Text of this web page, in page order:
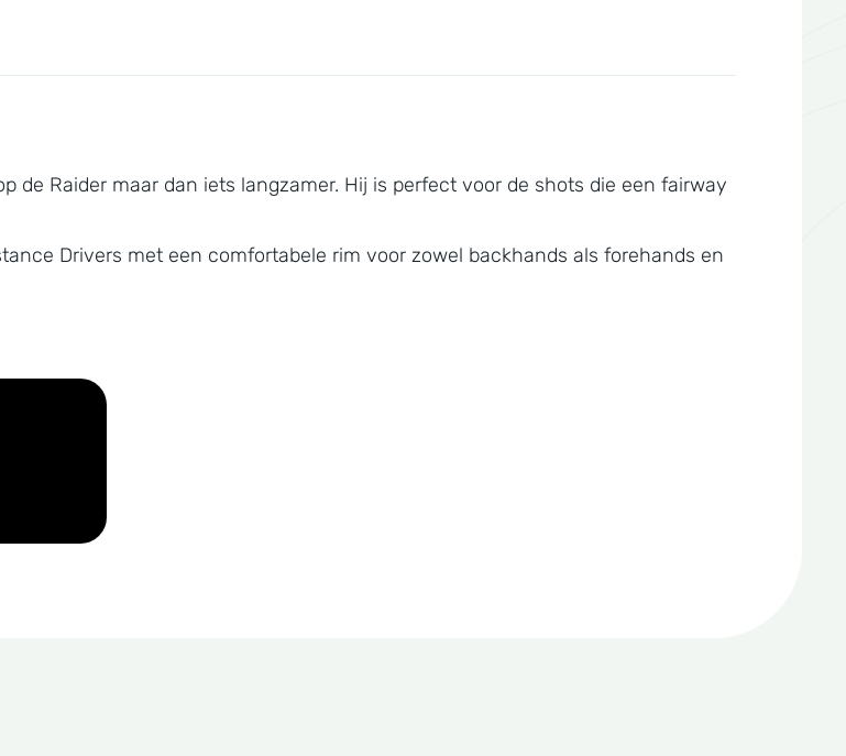
de Raider maar dan iets langzamer. Hij is perfect voor de shots die een fairway
Drivers met een comfortabele rim voor zowel backhands als forehands en